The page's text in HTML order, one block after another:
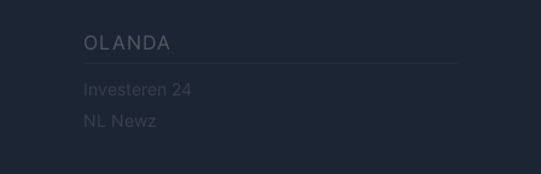
OLANDA
Investeren 24
NL Newz